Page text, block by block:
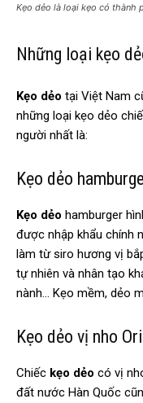
Kẹo dẻo là loại kẹo có thành
Những loại kẹo
Kẹo dẻo tại Việt Nam
những loại kẹo dẻo
người nhất là:
Kẹo dẻo
Kẹo dẻo hamburger
được nhập khẩu chính
làm từ siro hương vị
tự nhiên và nhân tạo
nành… Kẹo mềm, dẻo
Kẹo dẻo vị nho
Chiếc kẹo dẻo có vị
đất nước Hàn Quốc